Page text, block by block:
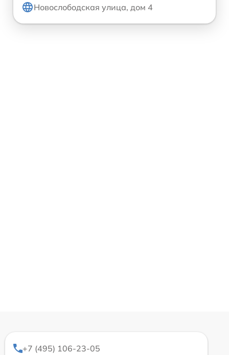
Новослободская улица, дом 4
+7 (495) 106-23-05